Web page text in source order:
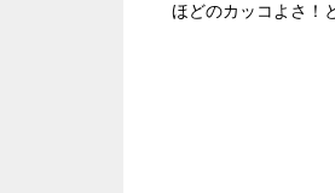
ほどのカッコよさ！